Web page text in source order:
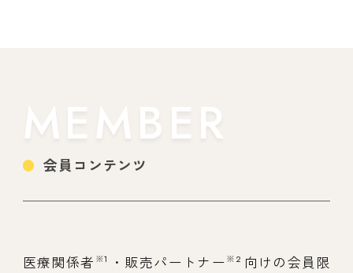
MEMBER
会員コンテンツ
医療関係者 ※1 ・販売パートナー※2 向けの会員限